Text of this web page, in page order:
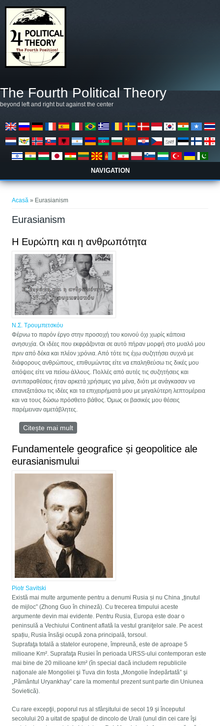
The Fourth Political Theory
beyond left and right but against the center
NAVIGATION
Acasă » Eurasianism
Eurasianism
Η Ευρώπη και η ανθρωπότητα
Ν.Σ. Τρουμπετσκόυ
Φέρνω το παρόν έργο στην προσοχή του κοινού όχι χωρίς κάποια
ανησυχία. Οι ιδέες που εκφράζονται σε αυτό πήραν μορφή στο μυαλό μου
πριν από δέκα και πλέον χρόνια. Από τότε τις έχω συζητήσει συχνά με
διάφορους ανθρώπους, επιθυμώντας είτε να επαληθεύσω τις δικές μου
απόψεις είτε να πείσω άλλους. Πολλές από αυτές τις συζητήσεις και
αντιπαραθέσεις ήταν αρκετά χρήσιμες για μένα, διότι με ανάγκασαν να
επανεξετάσω τις ιδέες και τα επιχειρήματά μου με μεγαλύτερη λεπτομέρεια
και να τους δώσω πρόσθετο βάθος. Όμως οι βασικές μου θέσεις
παρέμειναν αμετάβλητες.
Citește mai mult
Fundamentele geografice și geopolitice ale
eurasianismului
Piotr Savitski
Există mai multe argumente pentru a denumi Rusia și nu China „ținutul
de mijloc” (Zhong Guo în chineză). Cu trecerea timpului aceste
argumente devin mai evidente. Pentru Rusia, Europa este doar o
peninsulă a Vechiului Continent aflată la vestul graniţelor sale. Pe acest
spațiu, Rusia însăşi ocupă zona principală, torsoul.
Suprafaţa totală a statelor europene, împreună, este de aproape 5
milioane Km². Suprafaţa Rusiei în perioada URSS-ului contemporan este
mai bine de 20 milioane km² (în special dacă includem republicile
naţionale ale Mongoliei şi Tuva din fosta „Mongolie îndepărtată” şi
„Pământul Uryankhay” care la momentul prezent sunt parte din Uniunea
Sovietică).
Cu rare excepţii, poporul rus al sfârşitului de secol 19 şi începutul
secolului 20 a uitat de spaţiul de dincolo de Urali (unul din cei care îşi